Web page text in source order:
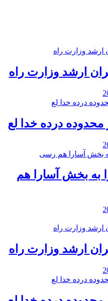
ارشد وزارت راه
درده خدا لع
به بخش آسارا هم
ارشد وزارت راه